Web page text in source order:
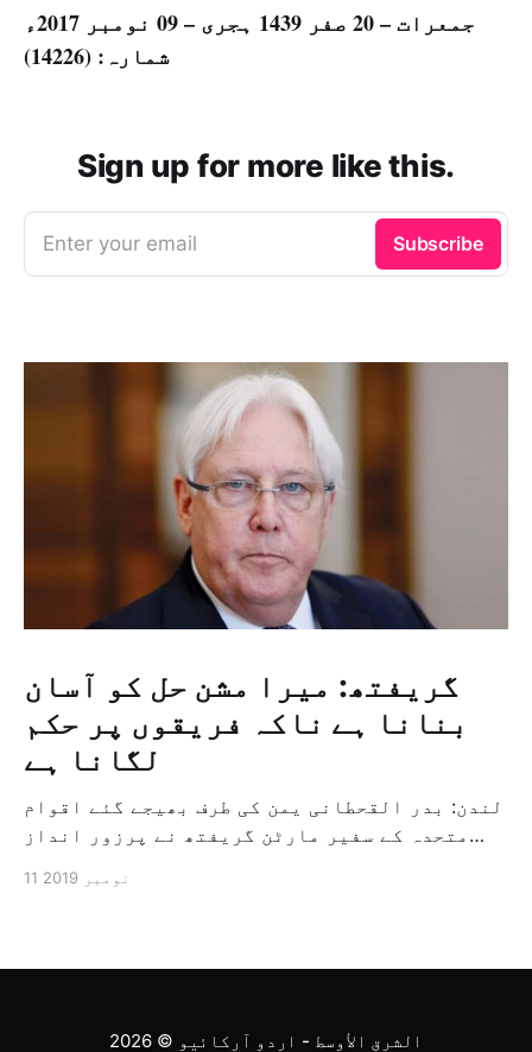
جمعرات – 20 صفر 1439 ہجری – 09 نومبر 2017ء
شمارہ: (14226)
Sign up for more like this.
Enter your email Subscribe
گریفتھ: میرا مشن حل کو آسان
بنانا ہے ناکہ فریقوں پر حکم
لگانا ہے
لندن: بدر القحطانی یمن کی طرف بھیجے گئے اقوام
متحدہ کے سفیر مارٹن گریفتھ نے پرزور انداز
ثالثی اور اس کشمکش کی حدبندی کرنے کے لئے ایک
11 نومبر 2019
الشرق الأوسط - اردو آرکائیو © 2026